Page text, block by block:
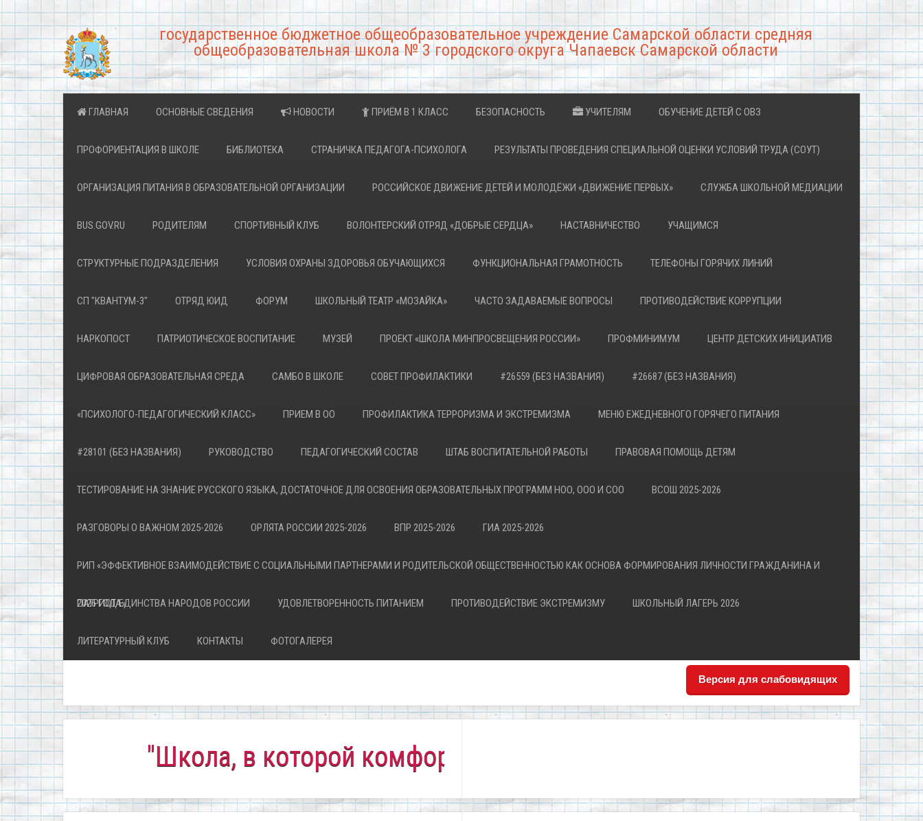
государственное бюджетное общеобразовательное учреждение Самарской области средняя
общеобразовательная школа № 3 городского округа Чапаевск Самарской области
ГЛАВНАЯ ОСНОВНЫЕ СВЕДЕНИЯ НОВОСТИ ПРИЁМ В 1 КЛАСС БЕЗОПАСНОСТЬ УЧИТЕЛЯМ ОБУЧЕНИЕ ДЕТЕЙ С ОВЗ
ПРОФОРИЕНТАЦИЯ В ШКОЛЕ БИБЛИОТЕКА СТРАНИЧКА ПЕДАГОГА-ПСИХОЛОГА РЕЗУЛЬТАТЫ ПРОВЕДЕНИЯ СПЕЦИАЛЬНОЙ ОЦЕНКИ УСЛОВИЙ ТРУДА (СОУТ)
ОРГАНИЗАЦИЯ ПИТАНИЯ В ОБРАЗОВАТЕЛЬНОЙ ОРГАНИЗАЦИИ РОССИЙСКОЕ ДВИЖЕНИЕ ДЕТЕЙ И МОЛОДЁЖИ «ДВИЖЕНИЕ ПЕРВЫХ» СЛУЖБА ШКОЛЬНОЙ МЕДИАЦИИ
BUS.GOV.RU РОДИТЕЛЯМ СПОРТИВНЫЙ КЛУБ ВОЛОНТЕРСКИЙ ОТРЯД «ДОБРЫЕ СЕРДЦА» НАСТАВНИЧЕСТВО УЧАЩИМСЯ
СТРУКТУРНЫЕ ПОДРАЗДЕЛЕНИЯ УСЛОВИЯ ОХРАНЫ ЗДОРОВЬЯ ОБУЧАЮЩИХСЯ ФУНКЦИОНАЛЬНАЯ ГРАМОТНОСТЬ ТЕЛЕФОНЫ ГОРЯЧИХ ЛИНИЙ
СП "КВАНТУМ-3" ОТРЯД ЮИД ФОРУМ ШКОЛЬНЫЙ ТЕАТР «МОЗАЙКА» ЧАСТО ЗАДАВАЕМЫЕ ВОПРОСЫ ПРОТИВОДЕЙСТВИЕ КОРРУПЦИИ
НАРКОПОСТ ПАТРИОТИЧЕСКОЕ ВОСПИТАНИЕ МУЗЕЙ ПРОЕКТ «ШКОЛА МИНПРОСВЕЩЕНИЯ РОССИИ» ПРОФМИНИМУМ ЦЕНТР ДЕТСКИХ ИНИЦИАТИВ
ЦИФРОВАЯ ОБРАЗОВАТЕЛЬНАЯ СРЕДА САМБО В ШКОЛЕ СОВЕТ ПРОФИЛАКТИКИ #26559 (БЕЗ НАЗВАНИЯ) #26687 (БЕЗ НАЗВАНИЯ)
«ПСИХОЛОГО-ПЕДАГОГИЧЕСКИЙ КЛАСС» ПРИЕМ В ОО ПРОФИЛАКТИКА ТЕРРОРИЗМА И ЭКСТРЕМИЗМА МЕНЮ ЕЖЕДНЕВНОГО ГОРЯЧЕГО ПИТАНИЯ
#28101 (БЕЗ НАЗВАНИЯ) РУКОВОДСТВО ПЕДАГОГИЧЕСКИЙ СОСТАВ ШТАБ ВОСПИТАТЕЛЬНОЙ РАБОТЫ ПРАВОВАЯ ПОМОЩЬ ДЕТЯМ
ТЕСТИРОВАНИЕ НА ЗНАНИЕ РУССКОГО ЯЗЫКА, ДОСТАТОЧНОЕ ДЛЯ ОСВОЕНИЯ ОБРАЗОВАТЕЛЬНЫХ ПРОГРАММ НОО, ООО И СОО ВСОШ 2025-2026
РАЗГОВОРЫ О ВАЖНОМ 2025-2026 ОРЛЯТА РОССИИ 2025-2026 ВПР 2025-2026 ГИА 2025-2026
РИП «ЭФФЕКТИВНОЕ ВЗАИМОДЕЙСТВИЕ С СОЦИАЛЬНЫМИ ПАРТНЕРАМИ И РОДИТЕЛЬСКОЙ ОБЩЕСТВЕННОСТЬЮ КАК ОСНОВА ФОРМИРОВАНИЯ ЛИЧНОСТИ ГРАЖДАНИНА И
ПАТРИОТА»
2026 ГОД ЕДИНСТВА НАРОДОВ РОССИИ УДОВЛЕТВОРЕННОСТЬ ПИТАНИЕМ ПРОТИВОДЕЙСТВИЕ ЭКСТРЕМИЗМУ ШКОЛЬНЫЙ ЛАГЕРЬ 2026
ЛИТЕРАТУРНЫЙ КЛУБ КОНТАКТЫ ФОТОГАЛЕРЕЯ
Версия для слабовидящих
"Школа, в которой комфортно всем!"